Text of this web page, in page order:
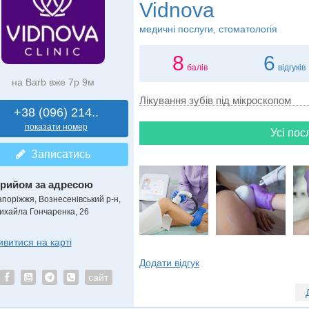
на Barb вже 7р 9м
+38 (096) 214..
показати номер
Записатись
за адресою
Вознесенівський р-н,
Гончаренка, 26
на карті
сайт
Vidnova
медичні послуги, стоматологія
8 балів 6 відгуків
Лікування зубів під мікроскопом
Усі
Додати відгук